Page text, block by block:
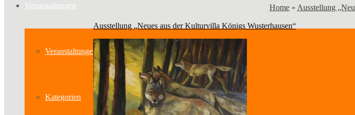
Veranstaltungen
Veranstaltungen
Kategorien
Home » Ausstellung
Ausstellung „Neues aus der Kulturvilla Königs Wusterhausen“